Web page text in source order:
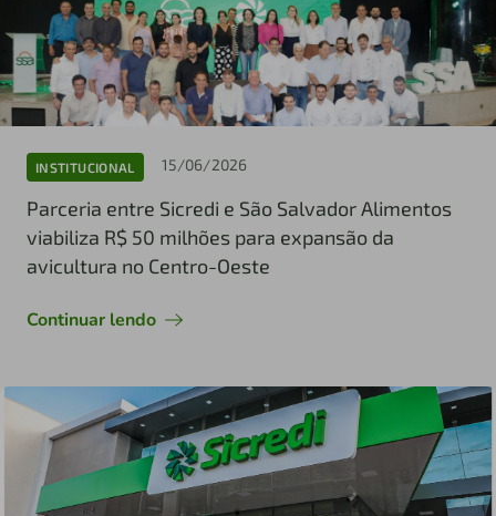
INSTITUCIONAL 15/06/2026
Parceria entre Sicredi e São Salvador Alimentos
viabiliza R$ 50 milhões para expansão da
avicultura no Centro-Oeste
Continuar lendo